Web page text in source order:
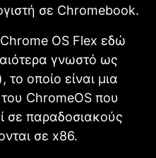
σε Chromebook.
OS Flex εδώ
γνωστό ως
οποίο είναι μια
ChromeOS που
σε παραδοσιακούς
σε x86.